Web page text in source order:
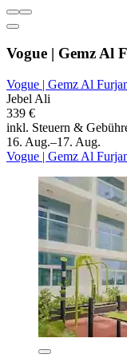
Vogue | Gemz Al
Vogue | Gemz Al
Jebel Ali
339 €
inkl. Steuern &
16. Aug.–17. Aug.
Vogue | Gemz Al